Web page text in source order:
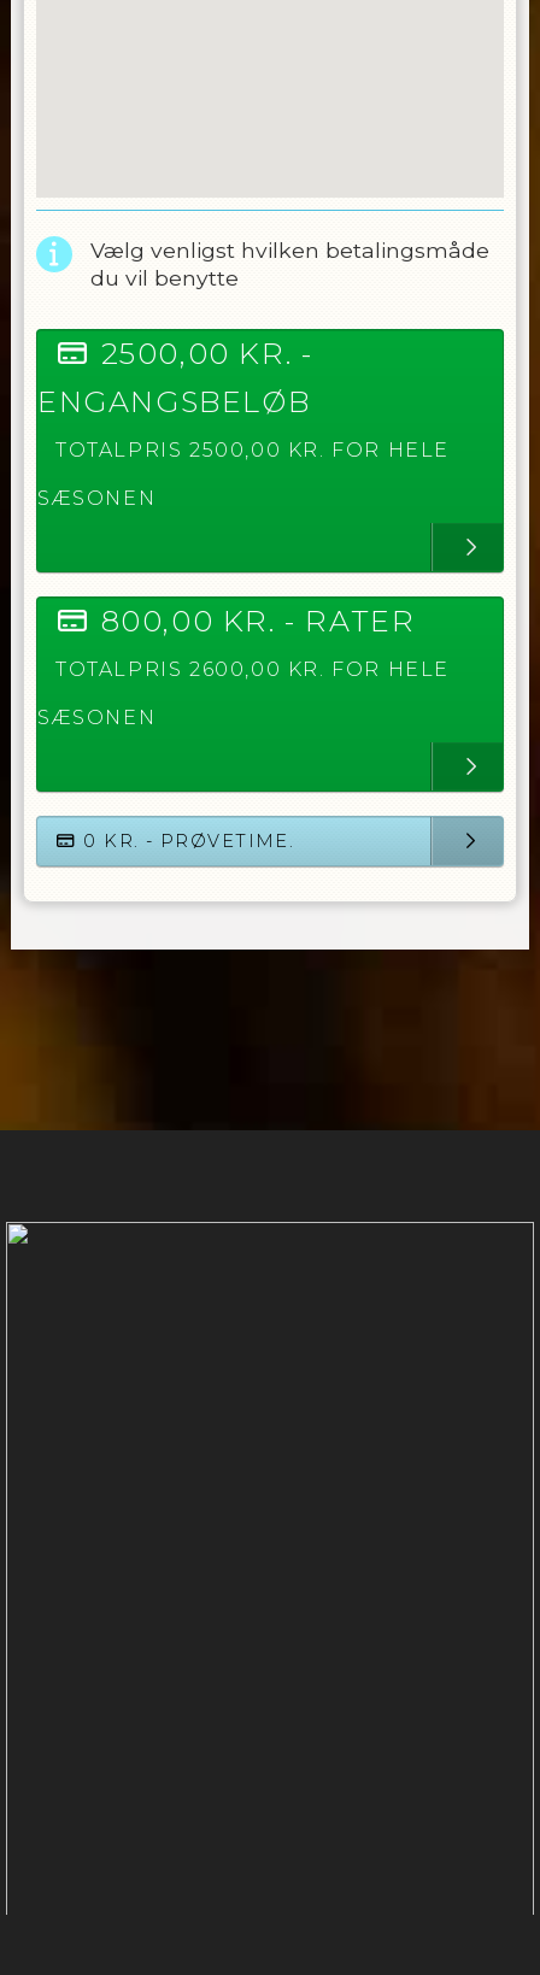
Vælg venligst hvilken betalingsmåde
du vil benytte
2500,00 KR. -
ENGANGSBELØB
TOTALPRIS 2500,00 KR. FOR HELE
SÆSONEN
800,00 KR. - RATER
TOTALPRIS 2600,00 KR. FOR HELE
SÆSONEN
0 KR. - PRØVETIME.